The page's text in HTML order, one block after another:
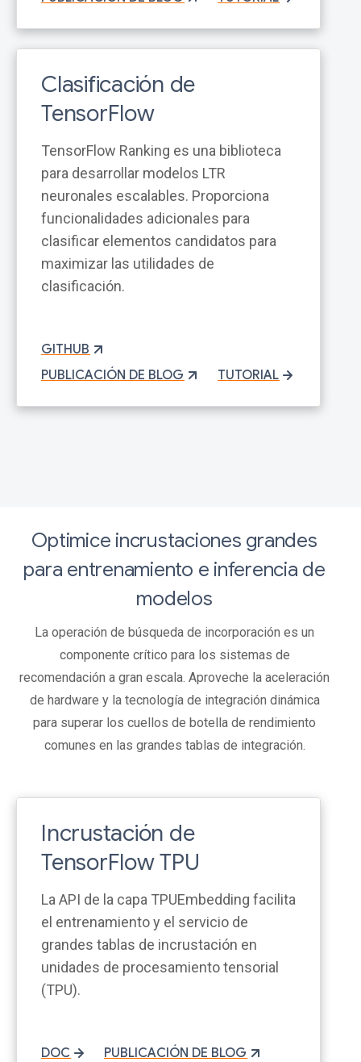
Clasificación de
TensorFlow
TensorFlow Ranking es una biblioteca
para desarrollar modelos LTR
neuronales escalables. Proporciona
funcionalidades adicionales para
clasificar elementos candidatos para
maximizar las utilidades de
clasificación.
GITHUB
PUBLICACIÓN DE BLOG
TUTORIAL
Optimice incrustaciones grandes
para entrenamiento e inferencia de
modelos
La operación de búsqueda de incorporación es un
componente crítico para los sistemas de
recomendación a gran escala. Aproveche la aceleración
de hardware y la tecnología de integración dinámica
para superar los cuellos de botella de rendimiento
comunes en las grandes tablas de integración.
Incrustación de
TensorFlow TPU
La API de la capa TPUEmbedding facilita
el entrenamiento y el servicio de
grandes tablas de incrustación en
unidades de procesamiento tensorial
(TPU).
DOC PUBLICACIÓN DE BLOG